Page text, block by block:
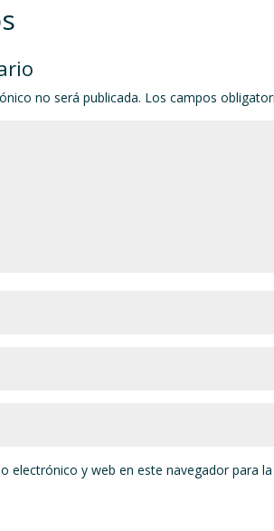
no será publicada. Los campos
electrónico y web en este navegador para